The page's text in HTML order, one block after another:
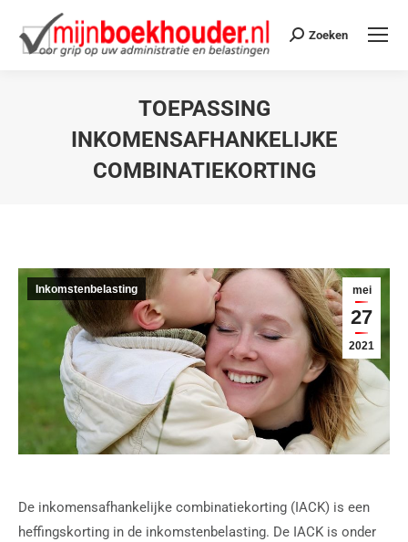
Zoeken
TOEPASSING
INKOMENSAFHANKELIJKE
COMBINATIEKORTING
mei
27
2021
Inkomstenbelasting
De inkomensafhankelijke combinatiekorting (IACK) is een
heffingskorting in de inkomstenbelasting. De IACK is onder